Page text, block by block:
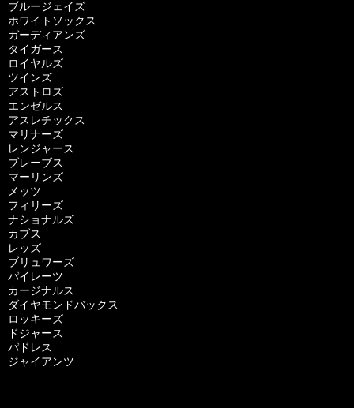
ブルージェイズ
ホワイトソックス
ガーディアンズ
タイガース
ロイヤルズ
ツインズ
アストロズ
エンゼルス
アスレチックス
マリナーズ
レンジャース
ブレーブス
マーリンズ
メッツ
フィリーズ
ナショナルズ
カブス
レッズ
ブリュワーズ
パイレーツ
カージナルス
ダイヤモンドバックス
ロッキーズ
ドジャース
パドレス
ジャイアンツ